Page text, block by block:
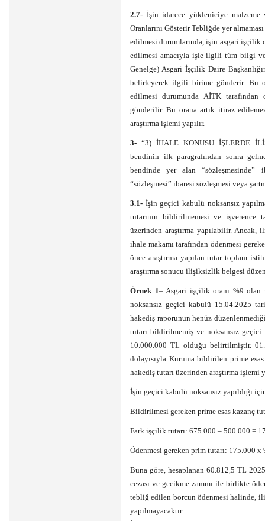
2.7- İşin idarece yükleniciye malzeme
Oranlarını Gösterir Tebliğde yer
edilmesi durumlarında, işin asgari işçilik
edilmesi amacıyla işle ilgili tüm bilgi
Genelge) Asgari İşçilik Daire
belirleyerek ilgili birime gönderir. Bu
edilmesi durumunda AİTK
gönderilir. Bu orana artık itiraz
araştırma işlemi yapılır.
3- “3) İHALE KONUSU İŞLERDE
bendinin ilk paragrafından sonra
bendinde yer alan “sözleşmesinde”
“sözleşmesi” ibaresi sözleşmesi veya
3.1- İşin geçici kabulü noksansız
tutarının bildirilmemesi ve işverence
üzerinden araştırma yapılabilir.
ihale makamı tarafından ödenmesi
önce araştırma yapılan tutar toplam
araştırma sonucu ilişiksizlik belgesi
Örnek 1– Asgari işçilik oranı %9 olan
noksansız geçici kabulü 15.04.2025
hakediş raporunun henüz
tutarı bildirilmemiş ve noksansız
10.000.000 TL olduğu belirtilmiştir.
dolayısıyla Kuruma bildirilen prime
hakediş tutarı üzerinden araştırma işlemi
İşin geçici kabulü noksansız yapıldığı
Bildirilmesi gereken prime esas kazanç
Fark işçilik tutarı: 675.000 – 500.000 =
Ödenmesi gereken prim tutarı: 175.000
Buna göre, hesaplanan 60.812,5 TL
cezası ve gecikme zammı ile birlikte
tebliğ edilen borcun ödenmesi halinde,
yapılmayacaktır.